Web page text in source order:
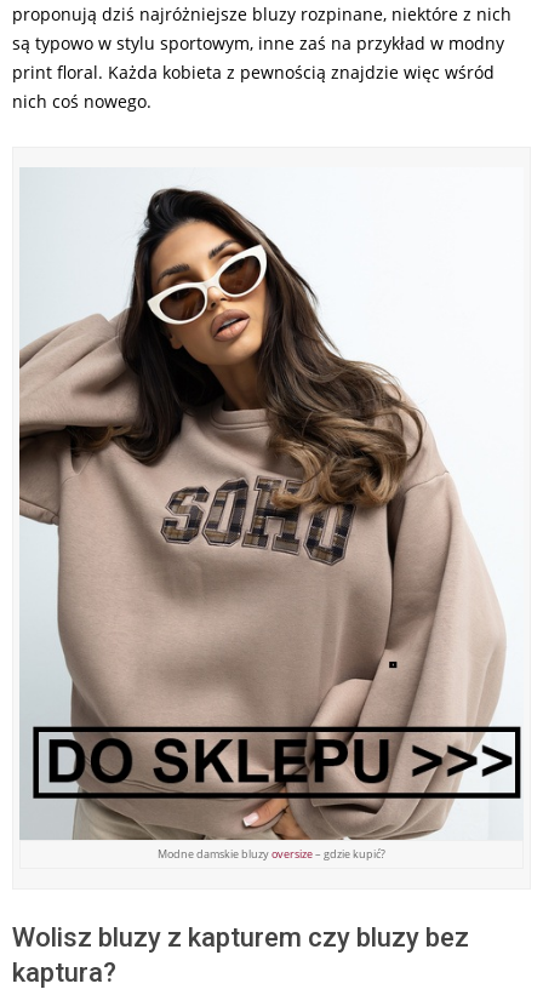
proponują dziś najróżniejsze bluzy rozpinane, niektóre z nich
są typowo w stylu sportowym, inne zaś na przykład w modny
print floral. Każda kobieta z pewnością znajdzie więc wśród
nich coś nowego.
Modne damskie bluzyoversize– gdzie kupić?
Wolisz bluzy z kapturem czy bluzy bez
kaptura?